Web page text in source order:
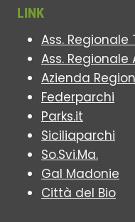
LINK
Ass.
Ass.
Azienda
Federparchi
Parks.it
Siciliaparchi
So.Svi.Ma.
Gal Madonie
Città del Bio